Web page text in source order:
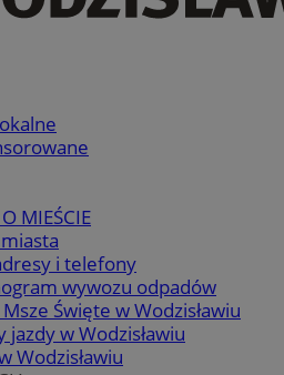
MIEŚCIE
i telefony
wywozu odpadów
Święte w Wodzisławiu
jazdy w Wodzisławiu
Wodzisławiu